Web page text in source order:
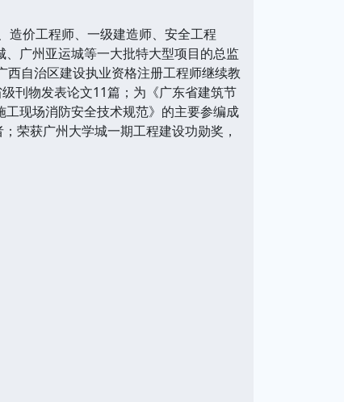
造价工程师、一级建造师、安全工程
广州亚运城等一大批特大型项目的总监
自治区建设执业资格注册工程师继续教
刊物发表论文11篇；为《广东省建筑节
现场消防安全技术规范》的主要参编成
荣获广州大学城一期工程建设功勋奖，